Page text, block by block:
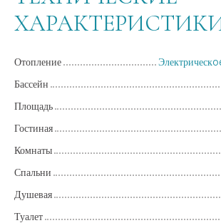
Отопление
Бассейн
Площадь
Гостиная
Комнаты
Спальни
Душевая
Туалет